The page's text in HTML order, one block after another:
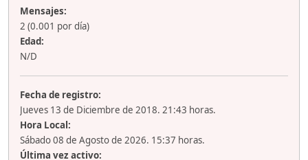
Mensajes:
2 (0.001 por día)
Edad:
N/D
Fecha de registro:
Jueves 13 de Diciembre de 2018. 21:43 horas.
Hora Local:
Sábado 08 de Agosto de 2026. 15:37 horas.
Última vez activo: